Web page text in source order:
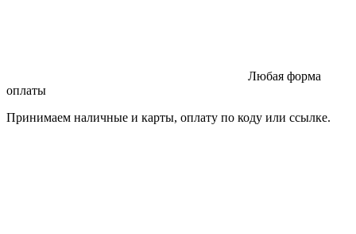
Любая форма
оплаты
Принимаем наличные и карты, оплату по коду или ссылке.